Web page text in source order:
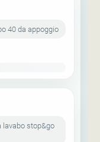
40 da appoggio
stop&go